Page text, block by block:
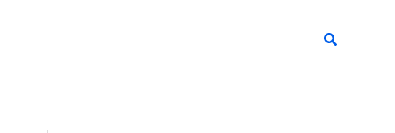
Cari